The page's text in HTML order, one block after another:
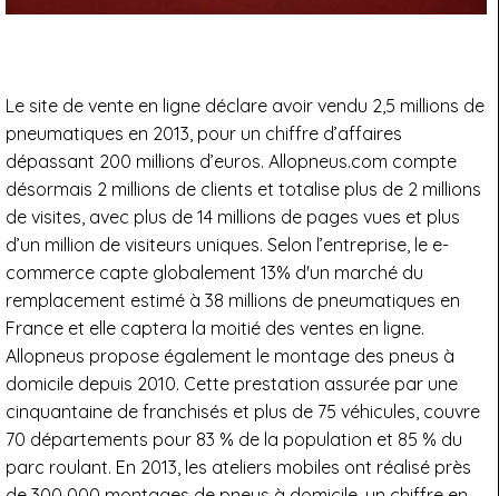
Le site de vente en ligne déclare avoir vendu 2,5 millions de
pneumatiques en 2013, pour un chiffre d’affaires
dépassant 200 millions d’euros. Allopneus.com compte
désormais 2 millions de clients et totalise plus de 2 millions
de visites, avec plus de 14 millions de pages vues et plus
d’un million de visiteurs uniques. Selon l’entreprise, le e-
commerce capte globalement 13% d'un marché du
remplacement estimé à 38 millions de pneumatiques en
France et elle captera la moitié des ventes en ligne.
Allopneus propose également le montage des pneus à
domicile depuis 2010. Cette prestation assurée par une
cinquantaine de franchisés et plus de 75 véhicules, couvre
70 départements pour 83 % de la population et 85 % du
parc roulant. En 2013, les ateliers mobiles ont réalisé près